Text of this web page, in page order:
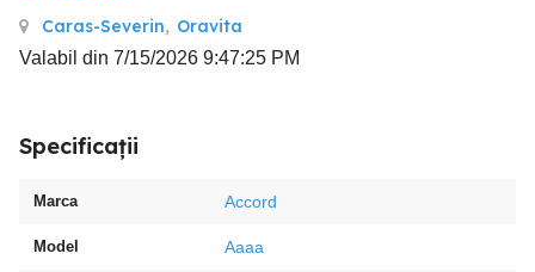
Caras-Severin, Oravita
Valabil din 7/15/2026 9:47:25 PM
Specificații
Marca Accord
Model Aaaa